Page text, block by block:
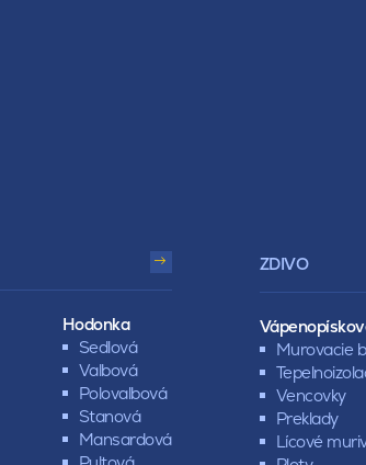
Hodonka
Sedlová
Valbová
Polovalbová
Stanová
Mansardová
ZDIVO
Murovacie
Vencovky
Preklady
Lícové